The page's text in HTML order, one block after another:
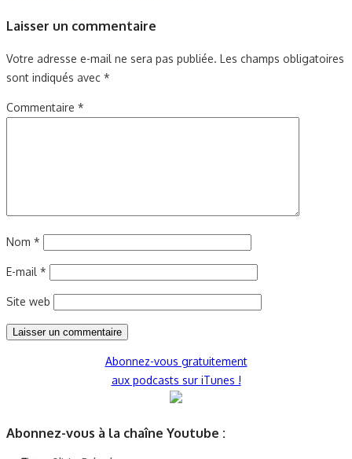
Laisser un commentaire
Votre adresse e-mail ne sera pas publiée. Les champs obligatoires
sont indiqués avec *
Commentaire *
Nom *
E-mail *
Site web
Abonnez-vous gratuitement
aux podcasts sur iTunes !
Abonnez-vous à la chaîne Youtube :